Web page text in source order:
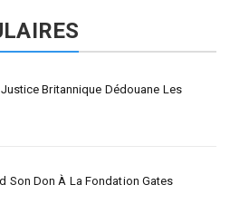
Britannique Dédouane Les
Son Don À La Fondation Gates